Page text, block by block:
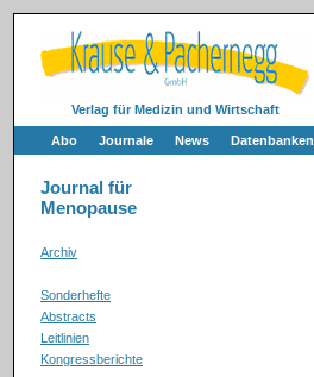
Verlag für Medizin und Wirtschaft
Abo Journale News Datenbanken
Journal für
Menopause
Archiv
Sonderhefte
Abstracts
Leitlinien
Kongressberichte